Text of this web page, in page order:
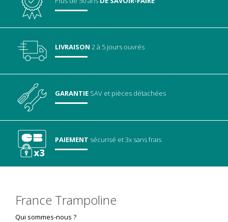
LIVRAISON 2 à 5 jours ouvrés
GARANTIE SAV et pièces détachées
PAIEMENT sécurisé et 3x sans frais
France Trampoline
Qui sommes-nous ?